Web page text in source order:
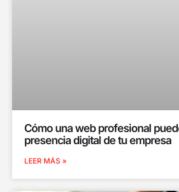
Cómo una web profesional
presencia digital de tu empresa
LEER MÁS »